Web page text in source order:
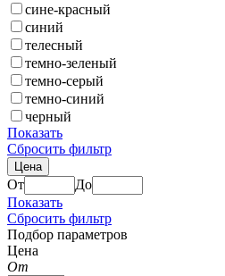
сине-красный
синий
телесный
темно-зеленый
темно-серый
темно-синий
черный
Показать
Сбросить фильтр
Цена
От
До
Показать
Сбросить фильтр
Подбор параметров
Цена
От